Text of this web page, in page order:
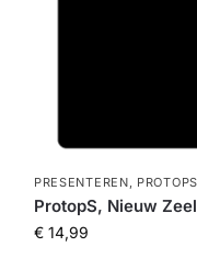
PRESENTEREN,
ProtopS, Nieuw
€14,99